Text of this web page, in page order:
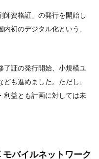
師資格証」の発行を開始し
初のデジタル化という、
了証の発行開始、小規模ユ
も進めました。ただし、
利益とも計画に対しては未
バイルネットワーク